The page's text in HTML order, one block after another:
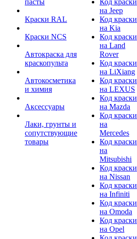
пасты
Краски RAL
Краски NCS
Автокраска для
краскопульта
Автокосметика
и химия
Аксессуары
Лаки, грунты и
сопутствующие
товары
Код краски
на Jeep
Код краски
на Kia
Код краски
на Land
Rover
Код краски
на LiXiang
Код краски
на LEXUS
Код краски
на Mazda
Код краски
на
Mercedes
Код краски
на
Mitsubishi
Код краски
на Nissan
Код краски
на Infiniti
Код краски
на Omoda
Код краски
на Opel